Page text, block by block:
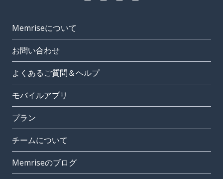
Memriseについて
お問い合わせ
よくあるご質問＆ヘルプ
モバイルアプリ
プラン
チームについて
Memriseのブログ